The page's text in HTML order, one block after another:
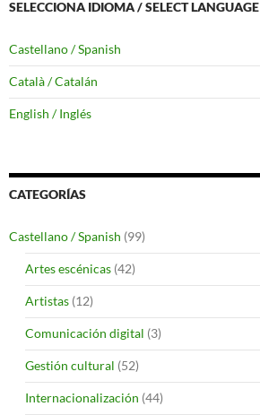
SELECCIONA IDIOMA / SELECT LANGUAGE
Castellano / Spanish
Català / Catalán
English / Inglés
CATEGORÍAS
Castellano / Spanish (99)
Artes escénicas (42)
Artistas (12)
Comunicación digital (3)
Gestión cultural (52)
Internacionalización (44)